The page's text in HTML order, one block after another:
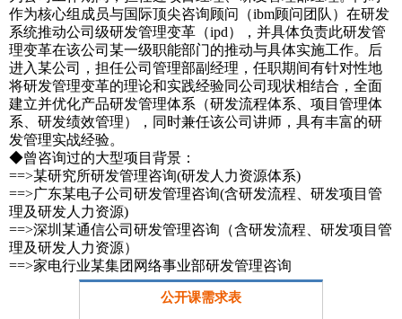
作为核心组成员与国际顶尖咨询顾问（ibm顾问团队）在研发
系统推动公司级研发管理变革（ipd），并具体负责此研发管
理变革在该公司某一级职能部门的推动与具体实施工作。后
进入某公司，担任公司管理部副经理，任职期间有针对性地
将研发管理变革的理论和实践经验同公司现状相结合，全面
建立并优化产品研发管理体系（研发流程体系、项目管理体
系、研发绩效管理），同时兼任该公司讲师，具有丰富的研
发管理实战经验。
◆曾咨询过的大型项目背景：
==>某研究所研发管理咨询(研发人力资源体系)
==>广东某电子公司研发管理咨询(含研发流程、研发项目管
理及研发人力资源)
==>深圳某通信公司研发管理咨询（含研发流程、研发项目管
理及研发人力资源）
==>家电行业某集团网络事业部研发管理咨询
公开课需求表